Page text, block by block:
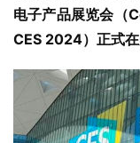
电子产品展览会（
CES 2024）正式在